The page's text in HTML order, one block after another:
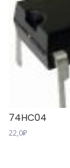
74HC04
22,0₽